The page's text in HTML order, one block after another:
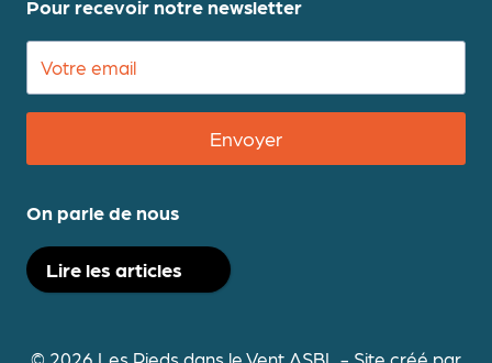
Pour recevoir notre newsletter
Envoyer
On parle de nous
Lire les articles